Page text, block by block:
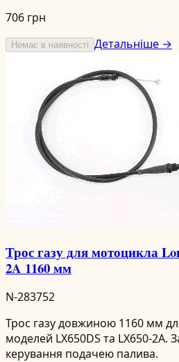
706 грн
Немає в наявності Детальніше →
Трос газу для мотоцикла
2A 1160 мм
N-283752
Трос газу довжиною 1160 мм
моделей LX650DS та LX650-2A.
керування подачею палива.